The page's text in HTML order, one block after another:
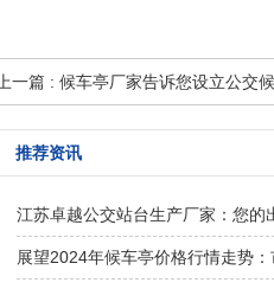
上一篇 : 候车亭厂家告诉您设立公交
推荐资讯
江苏卓越公交站台生产厂家：您的
展望2024年候车亭价格行情走势：